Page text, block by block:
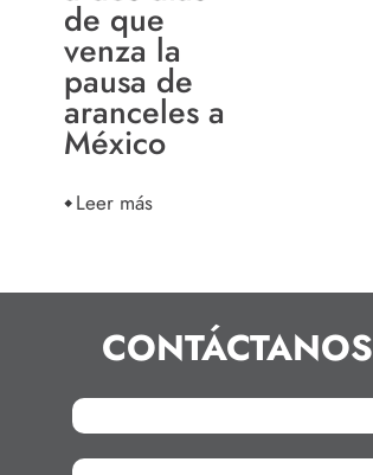
de que
venza la
pausa de
aranceles a
México
Leer más
CONTÁCTANOS